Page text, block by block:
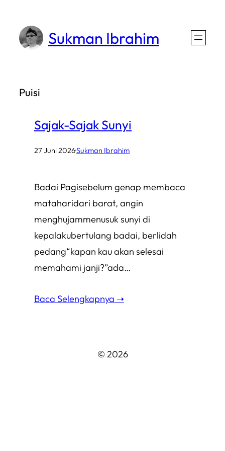
konten
Sukman Ibrahim
Puisi
Sajak-Sajak Sunyi
27 Juni 2026·Sukman Ibrahim
Badai Pagisebelum genap membaca
mataharidari barat, angin
menghujammenusuk sunyi di
kepalakubertulang badai, berlidah
pedang“kapan kau akan selesai
memahami janji?”ada…
Baca Selengkapnya ➝
© 2026